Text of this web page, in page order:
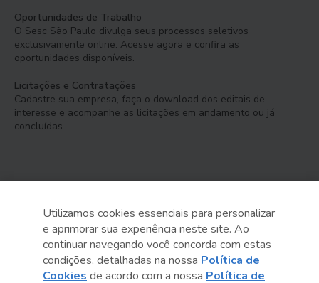
Oportunidades de Trabalho
O Sesc São Paulo divulga seus processos seletivos
exclusivamente online. Acesse agora e confira as
oportunidades disponíveis.
Licitações e Contratações
Cadastre sua empresa, faça o download dos editais de
interesse e acompanhe as licitações em andamento ou já
concluídas.
Serviço Social do Comércio
Administração Regional no Estado de São Paulo
Utilizamos cookies essenciais para personalizar
e aprimorar sua experiência neste site. Ao
continuar navegando você concorda com estas
condições, detalhadas na nossa Política de
Cookies de acordo com a nossa Política de